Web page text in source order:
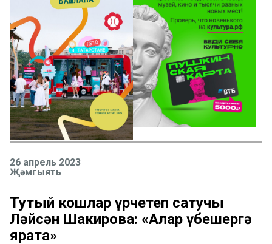
26 апрель 2023
Җәмгыять
Тутый кошлар үрчетеп сатучы
Ләйсән Шакирова: «Алар үбешергә
ярата»